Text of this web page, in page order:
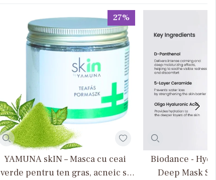
27%
YAMUNA skIN – Masca cu ceai
verde pentru ten gras, acneic si
Biodance -
Deep Mask